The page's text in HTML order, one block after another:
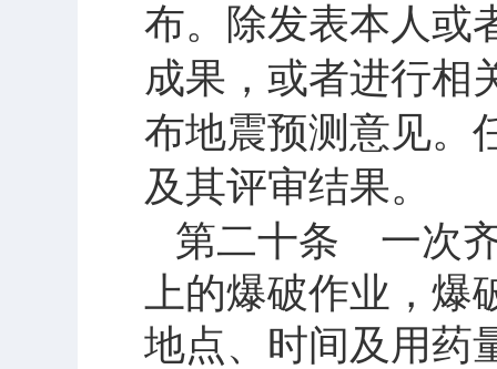
布。除发表本人或
成果，或者进行相
布地震预测意见。
及其评审结果。
第二十条 一次
上的爆破作业，
地点、时间及用药